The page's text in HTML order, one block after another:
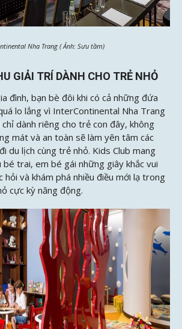
Nha Trang ( Ảnh: Sưu tầm)
GIẢI TRÍ DÀNH CHO TRẺ NHỎ
đình, bạn bè đôi khi có cả những đứa
lo lắng vì InterContinental Nha Trang
chỉ dành riêng cho trẻ con đây, không
mát và an toàn sẽ làm yên tâm các
du lịch cùng trẻ nhỏ. Kids Club mang
bé trai, em bé gái những giây khắc vui
hỏi và khám phá nhiều điều mới lạ trong
cực kỳ năng động.